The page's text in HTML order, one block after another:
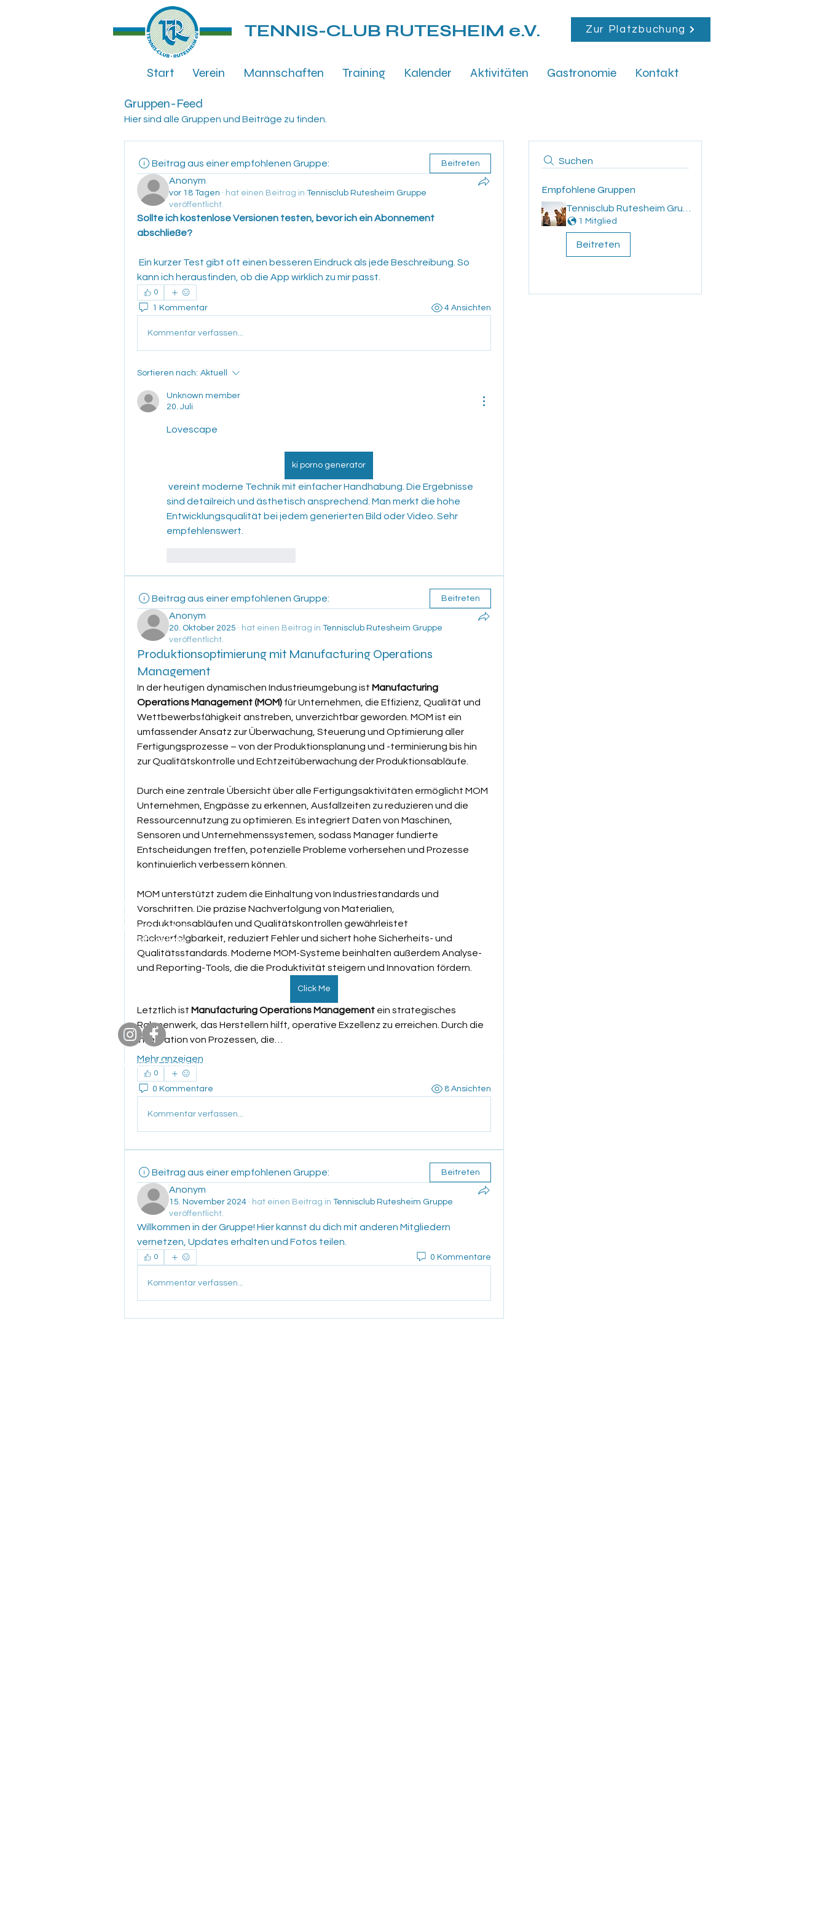
TENNIS-CLUB RUTESHEIM e.V. Zur Platzbuchung
Start Verein Mannschaften Training Kalender Aktivitäten Gastronomie
Kontakt
Gruppen-Feed
Hier sind alle Gruppen und Beiträge zu finden.
Suchen
Empfohlene Gruppen
1 Mitglied
Beitreten
Beitrag aus einer empfohlenen Gruppe: Beitreten
Anonym
vor 18 Tagen · hat einen Beitrag in Tennisclub Rutesheim Gruppe
veröffentlicht.
Sollte ich kostenlose Versionen testen, bevor ich ein Abonnement
abschließe?
kann ich herausfinden, ob die App wirklich zu mir passt.
0
1 Kommentar 4 Ansichten
Kommentar verfassen...
Sortieren nach: Aktuell
Unknown member
20. Juli
Lovescape
ki porno generator
sind detailreich und ästhetisch ansprechend. Man merkt die hohe
Entwicklungsqualität bei jedem generierten Bild oder Video. Sehr
empfehlenswert.
Beitrag aus einer empfohlenen Gruppe: Beitreten
Anonym
20. Oktober 2025 · hat einen Beitrag in Tennisclub Rutesheim Gruppe
veröffentlicht.
Produktionsoptimierung mit Manufacturing Operations
Management
In der heutigen dynamischen Industrieumgebung ist Manufacturing
Operations Management (MOM) für Unternehmen, die Effizienz, Qualität und
Wettbewerbsfähigkeit anstreben, unverzichtbar geworden. MOM ist ein
umfassender Ansatz zur Überwachung, Steuerung und Optimierung aller
Fertigungsprozesse – von der Produktionsplanung und -terminierung bis hin
zur Qualitätskontrolle und Echtzeitüberwachung der Produktionsabläufe.
Durch eine zentrale Übersicht über alle Fertigungsaktivitäten ermöglicht MOM
Unternehmen, Engpässe zu erkennen, Ausfallzeiten zu reduzieren und die
Ressourcennutzung zu optimieren. Es integriert Daten von Maschinen,
Sensoren und Unternehmenssystemen, sodass Manager fundierte
Entscheidungen treffen, potenzielle Probleme vorhersehen und Prozesse
kontinuierlich verbessern können.
MOM unterstützt zudem die Einhaltung von Industriestandards und
Vorschriften. Die präzise Nachverfolgung von Materialien,
Produktionsabläufen und Qualitätskontrollen gewährleistet
Rückverfolgbarkeit, reduziert Fehler und sichert hohe Sicherheits- und
Qualitätsstandards. Moderne MOM-Systeme beinhalten außerdem Analyse-
und Reporting-Tools, die die Produktivität steigern und Innovation fördern.
Click Me
Letztlich ist Manufacturing Operations Management ein strategisches
Rahmenwerk, das Herstellern hilft, operative Exzellenz zu erreichen. Durch die
Integration von Prozessen, die…
Mehr anzeigen
0
0 Kommentare 8 Ansichten
Kommentar verfassen...
Beitrag aus einer empfohlenen Gruppe: Beitreten
Anonym
15. November 2024 · hat einen Beitrag in Tennisclub Rutesheim Gruppe
veröffentlicht.
Willkommen in der Gruppe! Hier kannst du dich mit anderen Mitgliedern
vernetzen, Updates erhalten und Fotos teilen.
0 0 Kommentare
Kommentar verfassen...
Tennisclub Rutesheim e.V.
Eisengriffweg 4
71277 Rutesheim
info@tcrweb.de
Copyright Tennisclub Rutesheim e.V.